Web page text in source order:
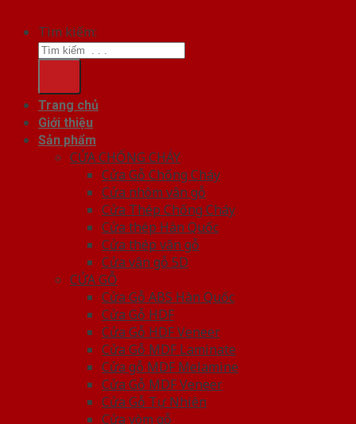
Tìm kiếm:
Trang chủ
Giới thiệu
Sản phẩm
CỬA CHỐNG CHÁY
Cửa Gỗ Chống Cháy
Cửa nhôm vân gỗ
Cửa Thép Chống Cháy
Cửa thép Hàn Quốc
Cửa thép vân gỗ
Cửa vân gỗ 5D
CỬA GỖ
Cửa Gỗ ABS Hàn Quốc
Cửa Gỗ HDF
Cửa Gỗ HDF Veneer
Cửa Gỗ MDF Laminate
Cửa gỗ MDF Melamine
Cửa Gỗ MDF Veneer
Cửa Gỗ Tự Nhiên
Cửa vòm gỗ